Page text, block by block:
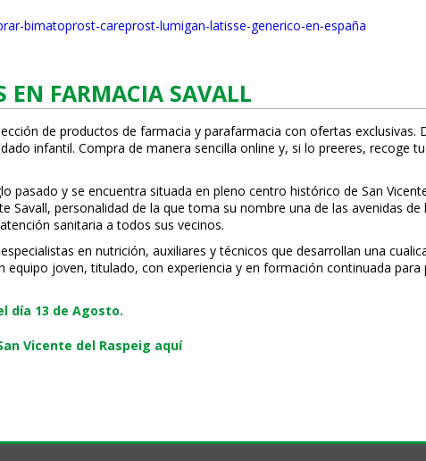
bimatoprost-careprost-lumigan-latisse-generico-en-españa
EN FARMACIA SAVALL
de productos de farmacia y parafarmacia con ofertas exclusivas.
infantil. Compra de manera sencilla online y, si lo prefieres, recoge
pasado y se encuentra situada en pleno centro histórico de San
Savall, personalidad de la que toma su nombre una de las avenidas
sanitaria a todos sus vecinos.
en nutrición, auxiliares y técnicos que desarrollan una
equipo joven, titulado, con experiencia y en formación continuada
día 13 de Agosto.
Vicente del Raspeig aquí